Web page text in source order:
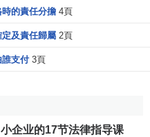
的責任分擔 4頁
及責任歸屬 2頁
誰支付 3頁
企业的17节法律指导课